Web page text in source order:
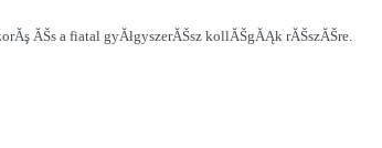
ĂŠs a fiatal gyĂłgyszerĂŠsz kollĂŠgĂĄk rĂŠszĂŠre.